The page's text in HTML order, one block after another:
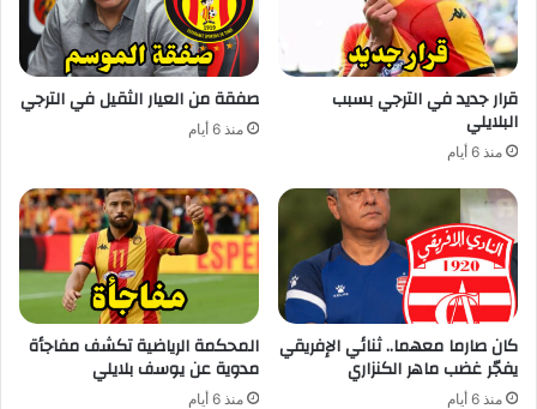
قرار جديد في الترجي بسبب
البلايلي
منذ 6 أيام
صفقة من العيار الثقيل في الترجي
منذ 6 أيام
كان صارما معهما.. ثنائي الإفريقي
يفجّر غضب ماهر الكنزاري
منذ 6 أيام
المحكمة الرياضية تكشف مفاجأة
مدوية عن يوسف بلايلي
منذ 6 أيام